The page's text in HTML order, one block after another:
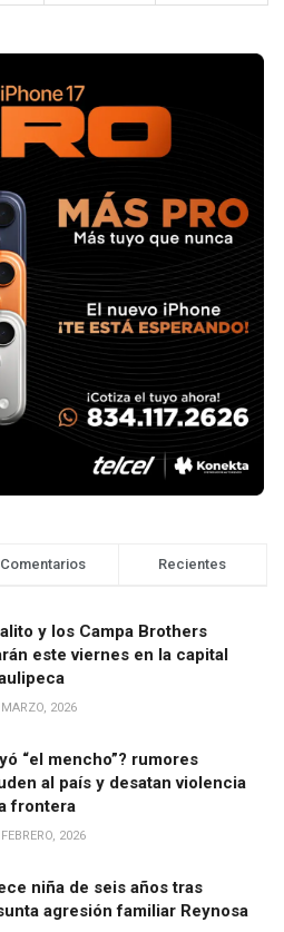
Comentarios Recientes
y los Campa Brothers
este viernes en la capital
2026
“el mencho”? rumores
al país y desatan violencia
frontera
2026
niña de seis años tras
agresión familiar Reynosa